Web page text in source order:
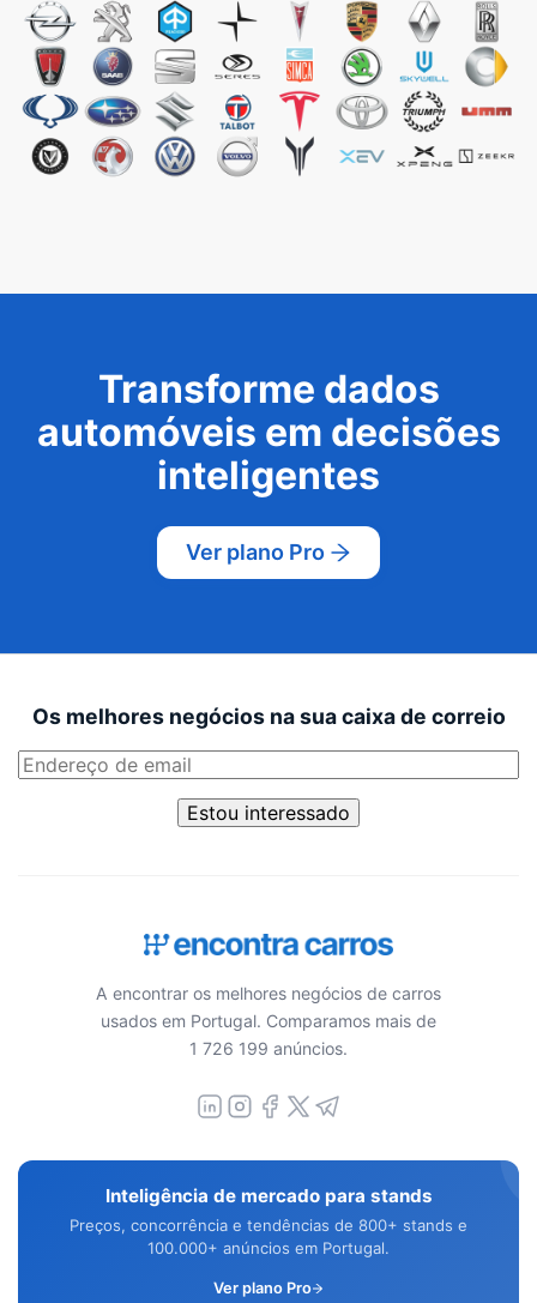
Transforme dados
automóveis em decisões
inteligentes
Ver plano Pro
Os melhores negócios na sua caixa de correio
Estou interessado
A encontrar os melhores negócios de carros
usados em Portugal. Comparamos mais de
1 726 199 anúncios.
Inteligência de mercado para stands
Preços, concorrência e tendências de 800+ stands e
100.000+ anúncios em Portugal.
Ver plano Pro